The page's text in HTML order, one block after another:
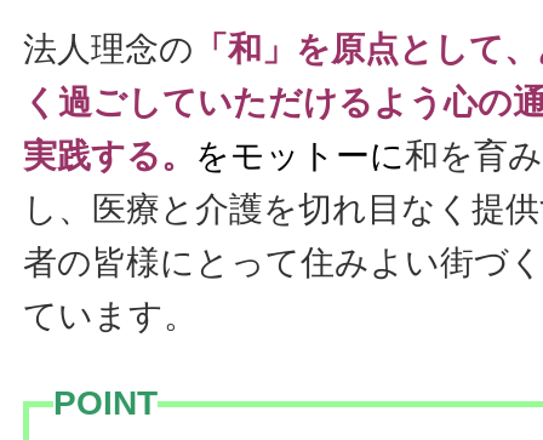
法人理念の 「和」を原点として
く過ごしていただけるよう心の
実践する。 をモットーに和を育
し、医療と介護を切れ目なく提
者の皆様にとって住みよい街づ
ています。
POINT